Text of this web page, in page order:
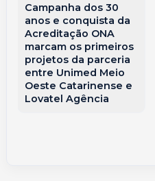
Campanha dos 30
anos e conquista da
Acreditação ONA
marcam os primeiros
projetos da parceria
entre Unimed Meio
Oeste Catarinense e
Lovatel Agência